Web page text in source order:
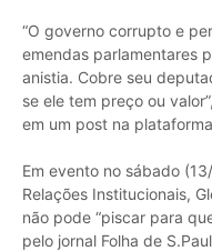
“O governo corrupto e
emendas parlamentares
anistia. Cobre seu
se ele tem preço ou
em um post na
Em evento no sábado
Relações Institucionais,
não pode “piscar para
pelo jornal Folha de